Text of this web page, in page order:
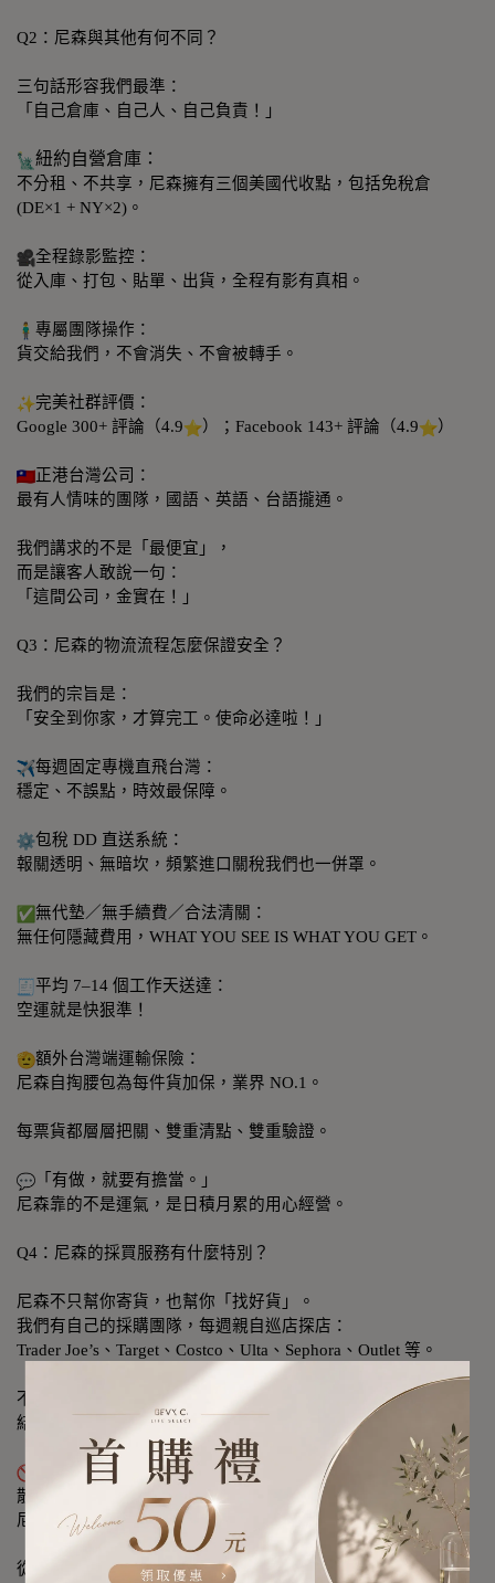
Q2：尼森與其他有何不同？
三句話形容我們最準：
「自己倉庫、自己人、自己負責！」
紐約自營倉庫：
不分租、不共享，尼森擁有三個美國代收點，包括免稅倉
(DE×1 + NY×2)。
全程錄影監控：
從入庫、打包、貼單、出貨，全程有影有真相。
專屬團隊操作：
貨交給我們，不會消失、不會被轉手。
完美社群評價：
Google 300+ 評論（4.9
）；Facebook 143+ 評論（4.9 ）
正港台灣公司：
最有人情味的團隊，國語、英語、台語攏通。
我們講求的不是「最便宜」，
而是讓客人敢說一句：
「這間公司，金實在！」
Q3：尼森的物流流程怎麼保證安全？
我們的宗旨是：
「安全到你家，才算完工。使命必達啦！」
每週固定專機直飛台灣：
穩定、不誤點，時效最保障。
包稅 DD 直送系統：
報關透明、無暗坎，頻繁進口關稅我們也一併罩。
無代墊／無手續費／合法清關：
無任何隱藏費用，WHAT YOU SEE IS WHAT YOU GET。
平均 7–14 個工作天送達：
空運就是快狠準！
額外台灣端運輸保險：
尼森自掏腰包為每件貨加保，業界 NO.1。
每票貨都層層把關、雙重清點、雙重驗證。
「有做，就要有擔當。」
尼森靠的不是運氣，是日積月累的用心經營。
Q4：尼森的採買服務有什麼特別？
尼森不只幫你寄貨，也幫你「找好貨」。
我們有自己的採購團隊，每週親自巡店探店：
Trader Joe’s、Target、Costco、Ulta、Sephora、Outlet 等。
不是看照片下單，是實際去摸、去問、去比，
結合台美市場脈動，讓您輕鬆購入優質美貨。
杜絕假貨！ 假奶粉、仿冒品、調包貨、真假混 —— 通通退
散！
尼森能做到 百分百真實
從 採購 → 物流 → 通關 → 到您手上，